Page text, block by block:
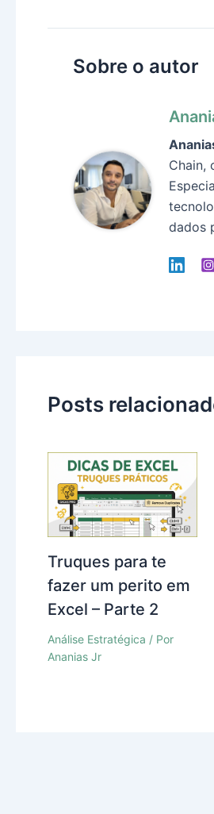
Sobre o autor
Chain,
dados
Posts
Truques para te
fazer um perito em
Excel – Parte 2
Análise Estratégica / Por
Ananias Jr